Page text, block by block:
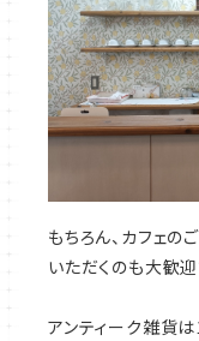
もちろん、カフェ
いただくのも大歓迎
アンティーク雑貨